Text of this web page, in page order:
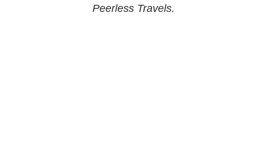
Peerless Travels.